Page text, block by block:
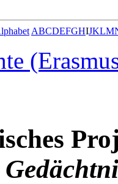
ABCDEFGHIJKLM